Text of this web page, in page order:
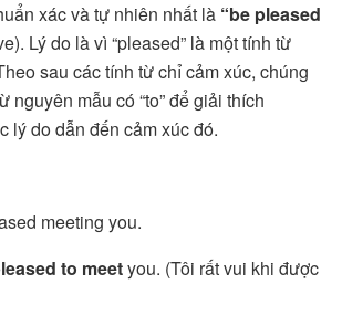
xác và tự nhiên nhất là “be pleased
Lý do là vì “pleased” là một tính từ
sau các tính từ chỉ cảm xúc, chúng
nguyên mẫu có “to” để giải thích
lý do dẫn đến cảm xúc đó.
meeting you.
to meetyou. (Tôi rất vui khi được